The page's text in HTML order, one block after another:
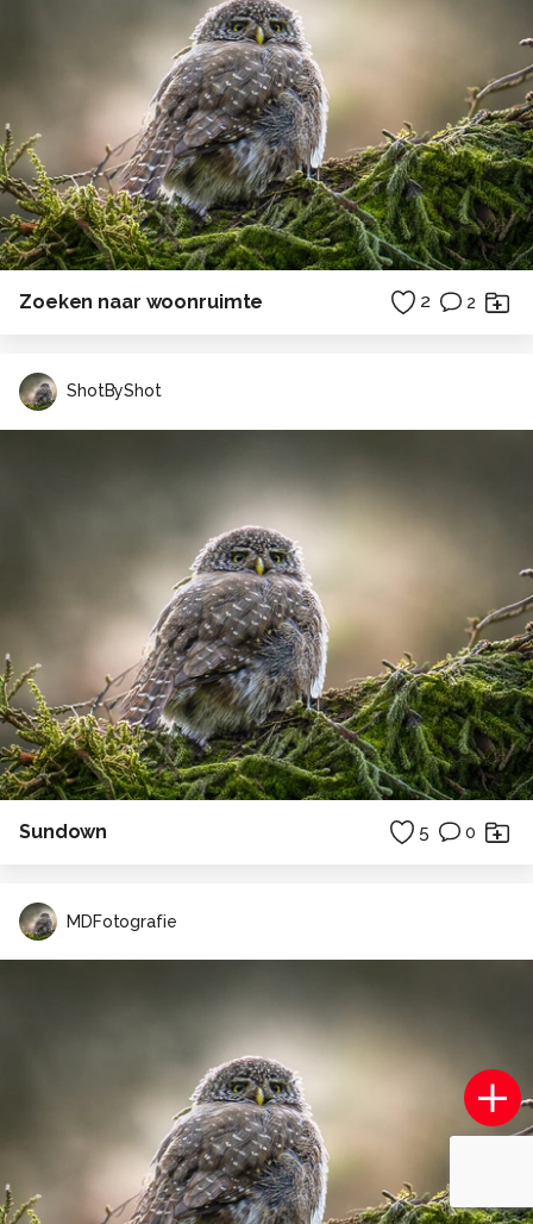
Zoeken naar woonruimte 2 2
ShotByShot
Sundown 5 0
MDFotografie